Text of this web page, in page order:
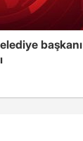
başkanı